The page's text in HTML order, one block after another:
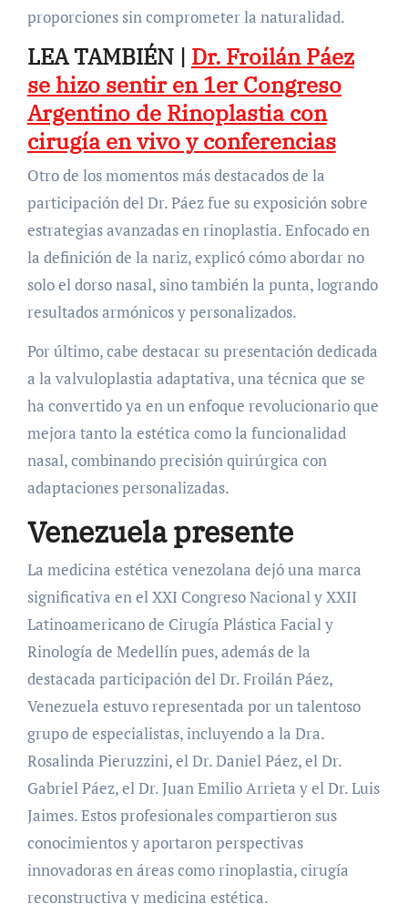
proporciones sin comprometer la naturalidad.
LEA TAMBIÉN | Dr. Froilán Páez
se hizo sentir en 1er Congreso
Argentino de Rinoplastia con
cirugía en vivo y conferencias
Otro de los momentos más destacados de la
participación del Dr. Páez fue su exposición sobre
estrategias avanzadas en rinoplastia. Enfocado en
la definición de la nariz, explicó cómo abordar no
solo el dorso nasal, sino también la punta, logrando
resultados armónicos y personalizados.
Por último, cabe destacar su presentación dedicada
a la valvuloplastia adaptativa, una técnica que se
ha convertido ya en un enfoque revolucionario que
mejora tanto la estética como la funcionalidad
nasal, combinando precisión quirúrgica con
adaptaciones personalizadas.
Venezuela presente
La medicina estética venezolana dejó una marca
significativa en el XXI Congreso Nacional y XXII
Latinoamericano de Cirugía Plástica Facial y
Rinología de Medellín pues, además de la
destacada participación del Dr. Froilán Páez,
Venezuela estuvo representada por un talentoso
grupo de especialistas, incluyendo a la Dra.
Rosalinda Pieruzzini, el Dr. Daniel Páez, el Dr.
Gabriel Páez, el Dr. Juan Emilio Arrieta y el Dr. Luis
Jaimes. Estos profesionales compartieron sus
conocimientos y aportaron perspectivas
innovadoras en áreas como rinoplastia, cirugía
reconstructiva y medicina estética.